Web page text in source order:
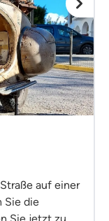
auf einer
Sie die